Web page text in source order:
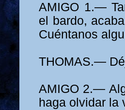
AMIGO 1.—
el bardo,
Cuéntanos
THOMAS.—
AMIGO 2.—
haga olvidar la